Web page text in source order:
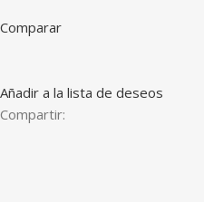
Comparar
Añadir a la lista de deseos
Compartir: